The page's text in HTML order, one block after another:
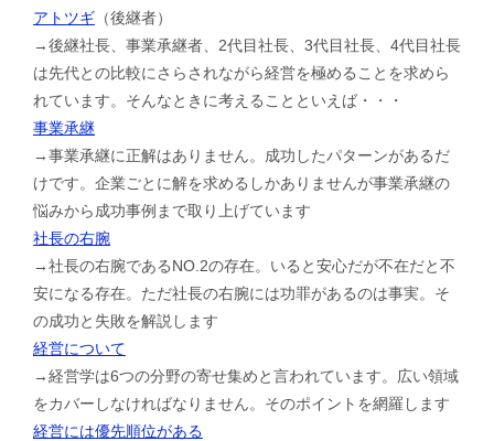
アトツギ （後継者）
→後継社長、事業承継者、2代目社長、3代目社長、4代目社長
は先代との比較にさらされながら経営を極めることを求めら
れています。そんなときに考えることといえば・・・
事業承継
→事業承継に正解はありません。成功したパターンがあるだ
けです。企業ごとに解を求めるしかありませんが事業承継の
悩みから成功事例まで取り上げています
社長の右腕
→社長の右腕であるNO.2の存在。いると安心だが不在だと不
安になる存在。ただ社長の右腕には功罪があるのは事実。そ
の成功と失敗を解説します
経営について
→経営学は6つの分野の寄せ集めと言われています。広い領域
をカバーしなければなりません。そのポイントを網羅します
経営には優先順位がある